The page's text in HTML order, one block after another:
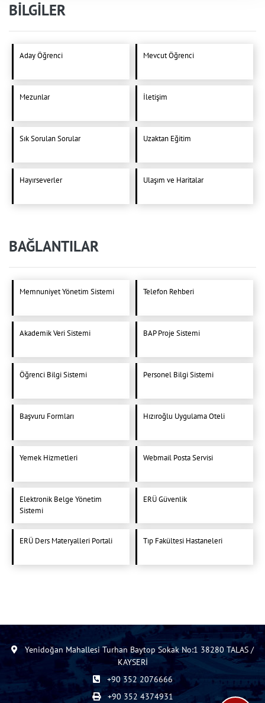
BİLGİLER
Aday Öğrenci Mevcut Öğrenci
Mezunlar İletişim
Sık Sorulan Sorular Uzaktan Eğitim
Hayırseverler Ulaşım ve Haritalar
BAĞLANTILAR
Memnuniyet Yönetim Sistemi Telefon Rehberi
Akademik Veri Sistemi BAP Proje Sistemi
Öğrenci Bilgi Sistemi Personel Bilgi Sistemi
Başvuru Formları Hızıroğlu Uygulama Oteli
Yemek Hizmetleri Webmail Posta Servisi
Elektronik Belge Yönetim
Sistemi
ERÜ Güvenlik
ERÜ Ders Materyalleri Portali Tıp Fakültesi Hastaneleri
Yenidoğan Mahallesi Turhan Baytop Sokak No:1 38280 TALAS /
KAYSERİ
+90 352 2076666
+90 352 4374931